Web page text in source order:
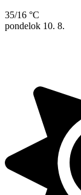
35/16 °C
pondelok 10. 8.